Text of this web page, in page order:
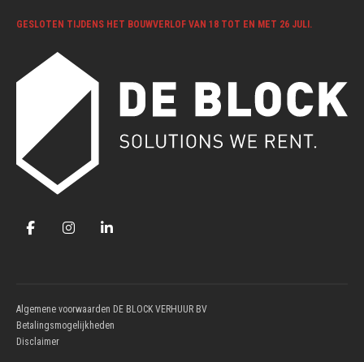
GESLOTEN TIJDENS HET BOUWVERLOF VAN 18 TOT EN MET 26 JULI.
Algemene voorwaarden DE BLOCK VERHUUR BV
Betalingsmogelijkheden
Disclaimer